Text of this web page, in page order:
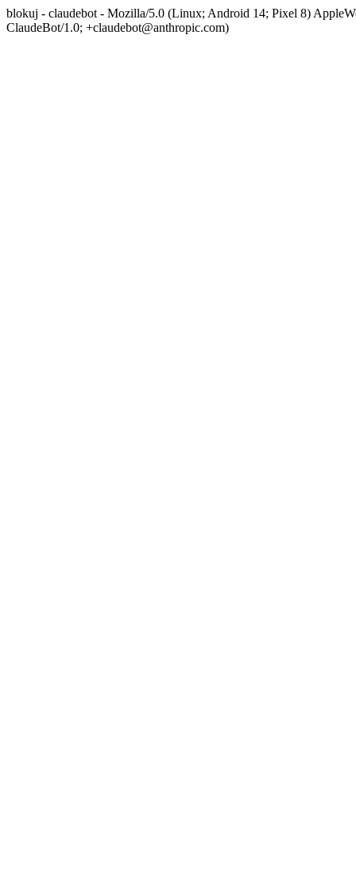
blokuj - claudebot - Mozilla/5.0 (Linux; Android 14; Pixel 8)
ClaudeBot/1.0; +claudebot@anthropic.com)